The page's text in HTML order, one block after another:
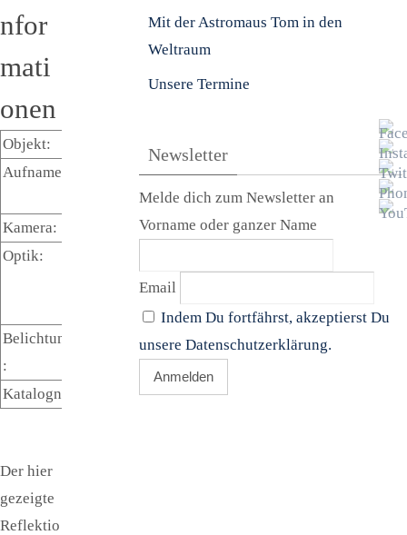
nfor
mati
onen
Objekt:
Aufnamezeit:
14.12.202
2 18:00
Kamera:
EOS Ra
Optik:
Newton
Belichtungszeit
:
Katalogname: NGC1333
Der hier
gezeigte
Reflektio
Mit der Astromaus Tom in den
Weltraum
Unsere Termine
Newsletter
Melde dich zum Newsletter an
Vorname oder ganzer Name
Email
Indem Du fortfährst, akzeptierst Du
unsere Datenschutzerklärung.